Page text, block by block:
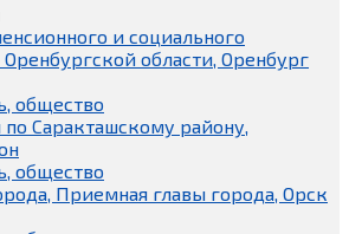
и социального
области, Оренбург
общество
Саракташскому району,
общество
Приемная главы города, Орск